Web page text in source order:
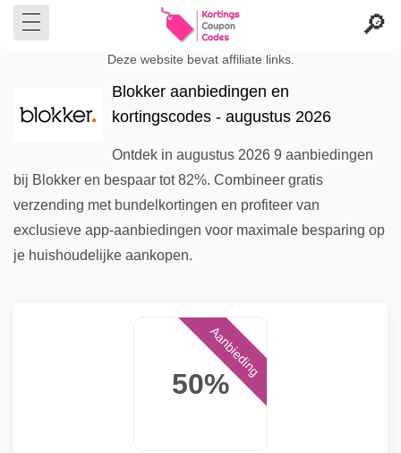
Deze website bevat affiliate links.
Blokker aanbiedingen en
kortingscodes - augustus 2026
Ontdek in augustus 2026 9 aanbiedingen
bij Blokker en bespaar tot 82%. Combineer gratis
verzending met bundelkortingen en profiteer van
exclusieve app-aanbiedingen voor maximale besparing op
je huishoudelijke aankopen.
50%
Aanbieding